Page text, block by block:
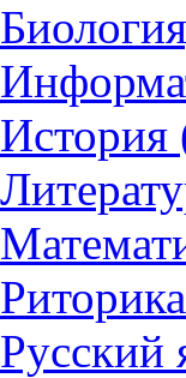
История
Русский